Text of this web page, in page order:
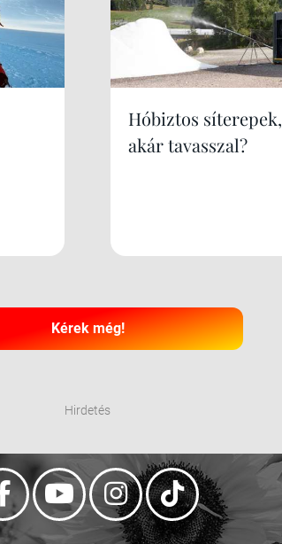
Hóbiztos síterepek,
akár tavasszal?
Kérek még!
Hirdetés